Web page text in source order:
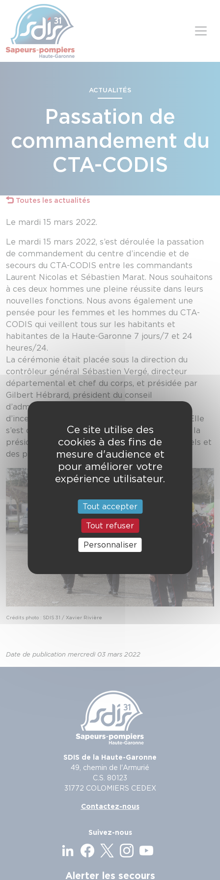
ACTUALITÉS
Passation de
commandement du
CTA-CODIS
Toutes les actualités
Le mardi 15 mars 2022.
Le mardi 15 mars 2022, s’est déroulée la passation
de commandement du centre d’incendie et de
secours du CTA-CODIS entre les commandants
Laurent Nicolas et Sébastien Marat. Nous souhaitons
à ces deux hommes une pleine réussite dans leurs
nouvelles fonctions. Nous avons également une
pensée pour les femmes et les hommes du CTA-
CODIS qui veillent tous sur les habitants et
habitantes de la Haute-Garonne 7 jours/7 et 24
heures/24.
La cérémonie était placée sous la direction du
contrôleur général Sébastien Vergé, directeur
départemental et chef du corps, et présidée par
Gilbert Hébrard, président du conseil
d’administration du service départemental
d’incendie et de secours de la Haute-Garonne. Elle
s’est déroulée en présence du représentant de la
présidente de la région Occitanie, des personnels et
des partenaires.
Crédits photo : SDIS 31 / Xavier Rivière
Date de publication mercredi 03 mars 2022
SDIS de la Haute-Garonne
49, chemin de l'Armurié
C.S. 80123
31772 COLOMIERS CEDEX
Contactez-nous
Suivez-nous
Alerter les secours
Panneau de gestion des cookies
Ce site utilise des
cookies à des fins de
mesure d'audience et
pour améliorer votre
expérience utilisateur.
Tout accepter
Tout refuser
Personnaliser